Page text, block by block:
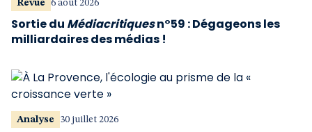
Revue 6 août 2026
Sortie du Médiacritiquesn°59 : Dégageons les
milliardaires des médias !
Analyse 30 juillet 2026